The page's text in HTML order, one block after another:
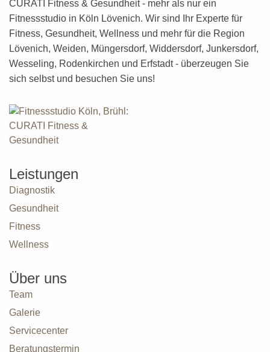
CURATI Fitness & Gesundheit - mehr als nur ein
Fitnessstudio in Köln Lövenich. Wir sind Ihr Experte für
Fitness, Gesundheit, Wellness und mehr für die Region
Lövenich, Weiden, Müngersdorf, Widdersdorf, Junkersdorf,
Wesseling, Rodenkirchen und Erfstadt - überzeugen Sie
sich selbst und besuchen Sie uns!
Leistungen
Diagnostik
Gesundheit
Fitness
Wellness
Über uns
Team
Galerie
Servicecenter
Beratungstermin